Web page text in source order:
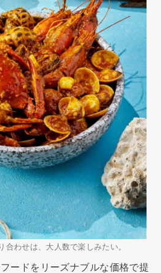
合わせは、大人数で楽しみたい。
ードをリーズナブルな価格で提